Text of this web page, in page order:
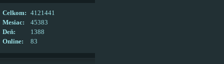
Online: 83
Celkom:
4121441
Mesiac:
45383
Deň:
1388